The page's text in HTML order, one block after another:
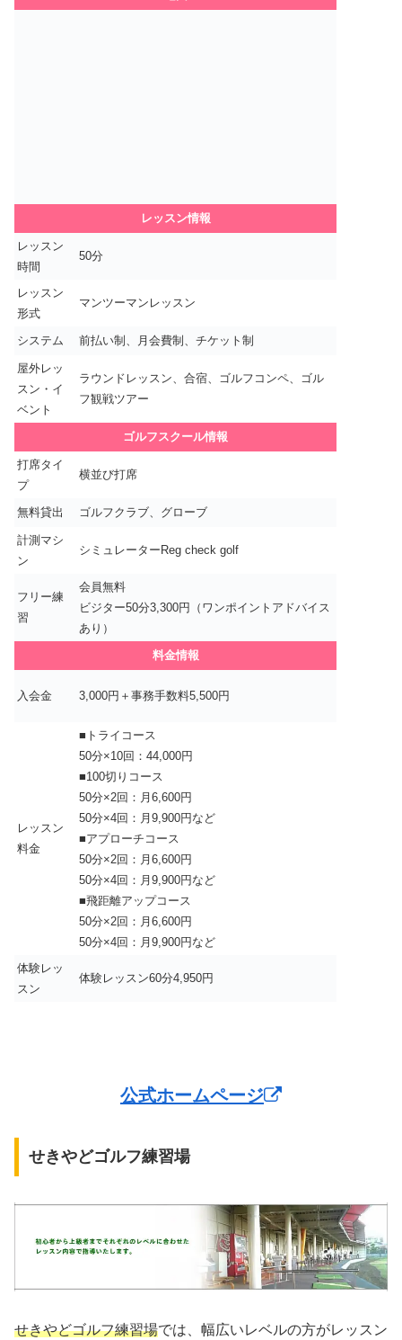
レッスン情報
レッスン
時間
50分
レッスン
形式
マンツーマンレッスン
システム 前払い制、月会費制、チケット制
屋外レッ
スン・イ
ベント
ラウンドレッスン、合宿、ゴルフコンペ、ゴル
フ観戦ツアー
ゴルフスクール情報
打席タイ
プ
横並び打席
無料貸出 ゴルフクラブ、グローブ
計測マシ
ン
シミュレーターReg check golf
フリー練
習
会員無料
ビジター50分3,300円（ワンポイントアドバイス
あり）
料金情報
入会金 3,000円＋事務手数料5,500円
レッスン
料金
■トライコース
50分×10回：44,000円
■100切りコース
50分×2回：月6,600円
50分×4回：月9,900円など
■アプローチコース
50分×2回：月6,600円
50分×4回：月9,900円など
■飛距離アップコース
50分×2回：月6,600円
50分×4回：月9,900円など
体験レッ
スン
体験レッスン60分4,950円
公式ホームページ
せきやどゴルフ練習場
せきやどゴルフ練習場では、幅広いレベルの方がレッスン